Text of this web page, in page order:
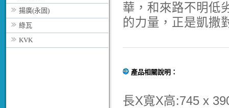
揚廣(永固)
綠瓦
KVK
華，和來路不明低
的力量，正是凱撒
產品相關說明：
長X寬X高:745 x